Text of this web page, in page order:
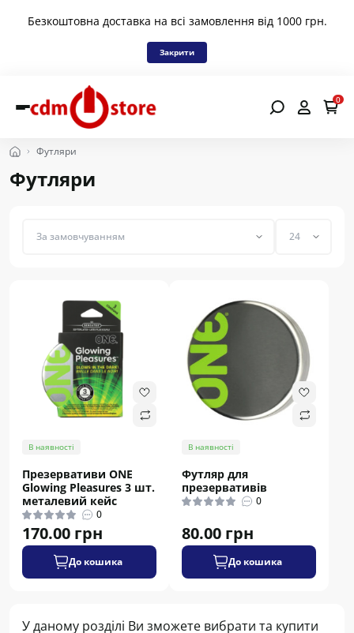
Безкоштовна доставка на всі замовлення від 1000 грн.
Закрити
0
Футляри
Футляри
В наявності
Презервативи ONE
Glowing Pleasures 3 шт.
металевий кейс
0
170.00 грн
До кошика
В наявності
Футляр для
презервативів
0
80.00 грн
До кошика
У даному розділі Ви зможете вибрати та купити